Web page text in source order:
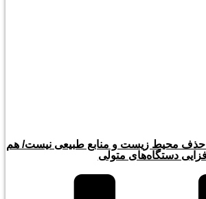
حذف محیط زیست و منابع طبیعی نیست/ هم
دستگاه‌های متولی